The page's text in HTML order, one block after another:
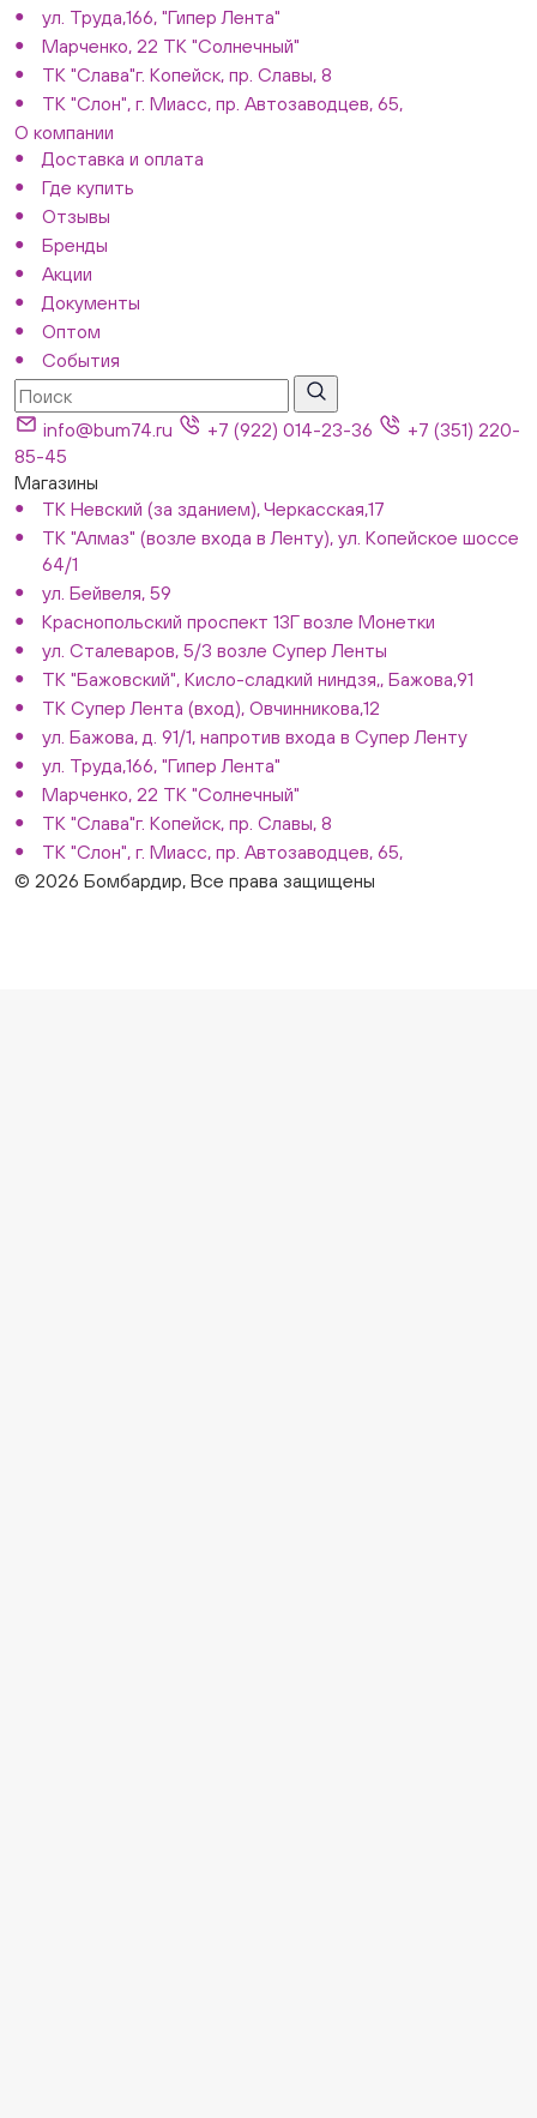
ул. Труда,166, "Гипер Лента"
Марченко, 22 ТК "Солнечный"
ТК "Слава"г. Копейск, пр. Славы, 8
ТК "Слон", г. Миасс, пр. Автозаводцев, 65,
О компании
Доставка и оплата
Где купить
Отзывы
Бренды
Акции
Документы
Оптом
События
info@bum74.ru +7 (922) 014-23-36
+7 (351) 220-
85-45
Магазины
ТК Невский (за зданием), Черкасская,17
ТК "Алмаз" (возле входа в Ленту), ул. Копейское шоссе
64/1
ул. Бейвеля, 59
Краснопольский проспект 13Г возле Монетки
ул. Сталеваров, 5/3 возле Супер Ленты
ТК "Бажовский", Кисло-сладкий ниндзя,, Бажова,91
ТК Супер Лента (вход), Овчинникова,12
ул. Бажова, д. 91/1, напротив входа в Супер Ленту
ул. Труда,166, "Гипер Лента"
Марченко, 22 ТК "Солнечный"
ТК "Слава"г. Копейск, пр. Славы, 8
ТК "Слон", г. Миасс, пр. Автозаводцев, 65,
© 2026 Бомбардир, Все права защищены